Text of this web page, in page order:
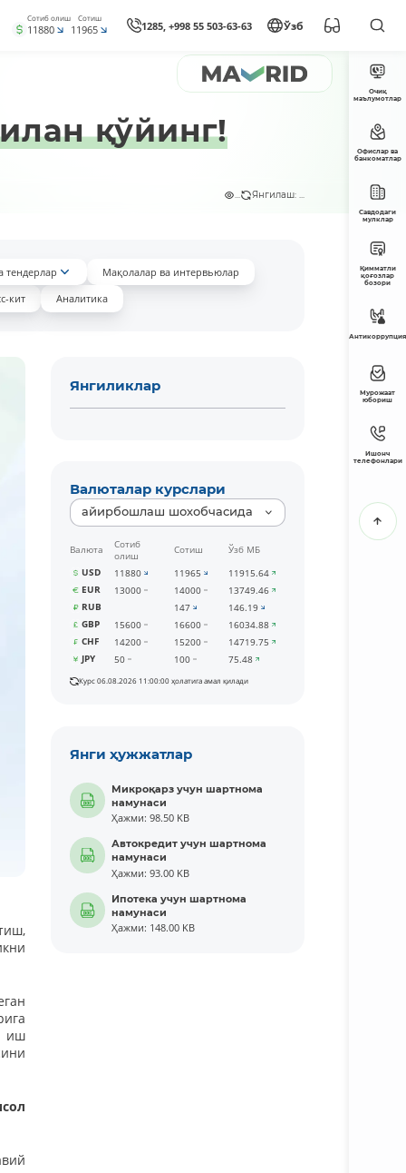
Сотиб олиш
11880
Сотиш
11965 1285, +998 55 503-63-63 Ўзб
қўйинг!
... Янгилаш: ...
тендерлар
Мақолалар ва интервьюлар
кит
Аналитика
иш
Янгиликлар
Валюталар курслари
айирбошлаш шохобчасида
Валюта
Сотиб
олиш
Сотиш
Ўзб МБ
USD
11880 11965
11915.64
EUR
13000 14000
13749.46
RUB
147
146.19
GBP
15600 16600
16034.88
CHF
14200 15200
14719.75
JPY
50 100 75.48
Курс 06.08.2026 11:00:00 ҳолатига амал қилади
Янги ҳужжатлар
Микроқарз учун шартнома
намунаси
Ҳажми: 98.50 KB
Автокредит учун шартнома
намунаси
Ҳажми: 93.00 KB
Ипотека учун шартнома
намунаси
Ҳажми: 148.00 KB
Очиқ
маълумотлар
Офислар ва
банкоматлар
Савдодаги
мулклар
Қимматли
қоғозлар
бозори
Антикоррупция
Мурожаат
юбориш
Ишонч
телефонлари